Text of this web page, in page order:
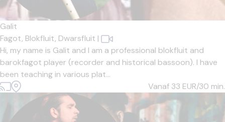
Galit
Fagot, Blokfluit, Dwarsfluit |
Hi, my name is Galit and I am a professional blokfluit and
barokfagot player (recorder and historical bassoon). I have
been teaching in various plat...
Vanaf 33 EUR/30 min.